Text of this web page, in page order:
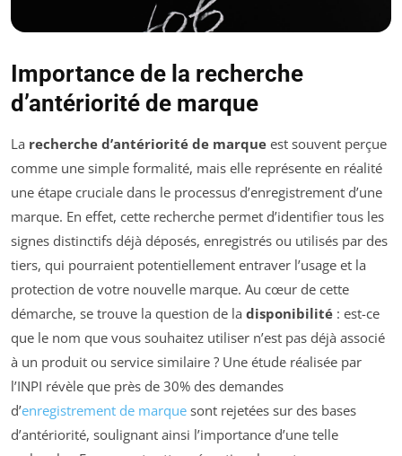
Importance de la recherche
d’antériorité de marque
La recherche d’antériorité de marque est souvent perçue
comme une simple formalité, mais elle représente en réalité
une étape cruciale dans le processus d’enregistrement d’une
marque. En effet, cette recherche permet d’identifier tous les
signes distinctifs déjà déposés, enregistrés ou utilisés par des
tiers, qui pourraient potentiellement entraver l’usage et la
protection de votre nouvelle marque. Au cœur de cette
démarche, se trouve la question de la disponibilité : est-ce
que le nom que vous souhaitez utiliser n’est pas déjà associé
à un produit ou service similaire ? Une étude réalisée par
l’INPI révèle que près de 30% des demandes
d’enregistrement de marque sont rejetées sur des bases
d’antériorité, soulignant ainsi l’importance d’une telle